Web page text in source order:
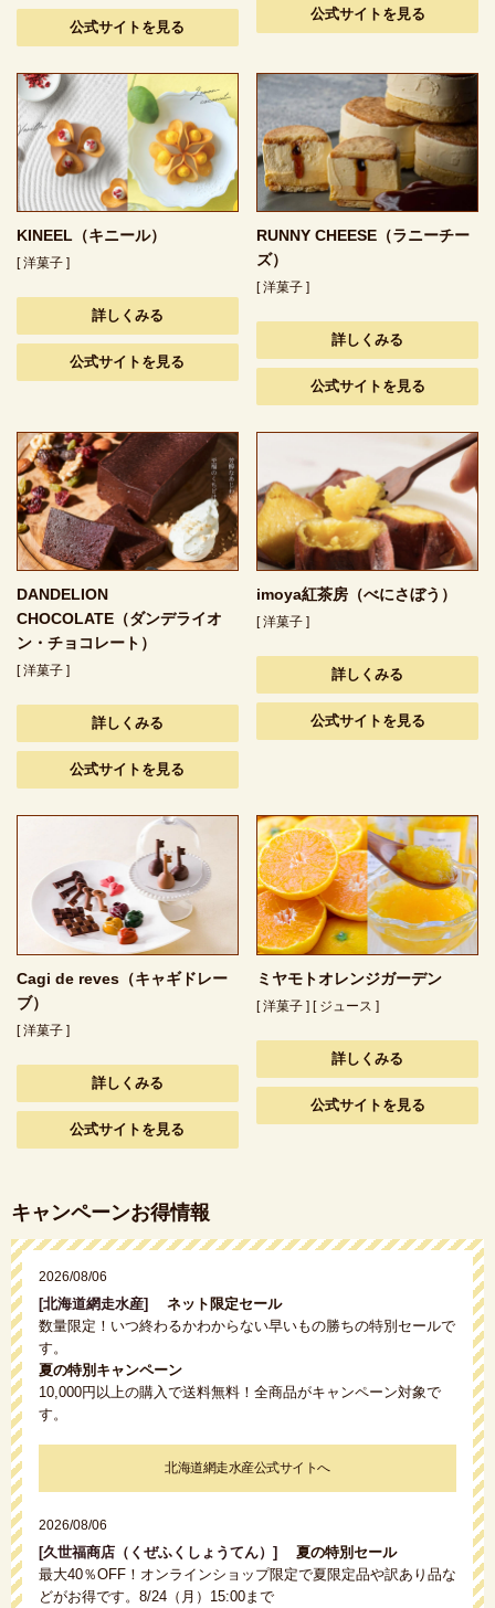
公式サイトを見る
公式サイトを見る
KINEEL（キニール）
[ 洋菓子 ]
詳しくみる
公式サイトを見る
RUNNY CHEESE（ラニーチー
ズ）
[ 洋菓子 ]
詳しくみる
公式サイトを見る
DANDELION
CHOCOLATE（ダンデライオ
ン・チョコレート）
[ 洋菓子 ]
詳しくみる
公式サイトを見る
imoya紅茶房（べにさぼう）
[ 洋菓子 ]
詳しくみる
公式サイトを見る
Cagi de reves（キャギドレー
ブ）
[ 洋菓子 ]
詳しくみる
公式サイトを見る
ミヤモトオレンジガーデン
[ 洋菓子 ] [ ジュース ]
詳しくみる
公式サイトを見る
キャンペーンお得情報
2026/08/06
[北海道網走水産]
ネット限定セール
数量限定！いつ終わるかわからない早いもの勝ちの特別セールで
す。
夏の特別キャンペーン
10,000円以上の購入で送料無料！全商品がキャンペーン対象で
す。
北海道網走水産公式サイトへ
2026/08/06
[久世福商店（くぜふくしょうてん）]
夏の特別セール
最大40％OFF！オンラインショップ限定で夏限定品や訳あり品な
どがお得です。8/24（月）15:00まで